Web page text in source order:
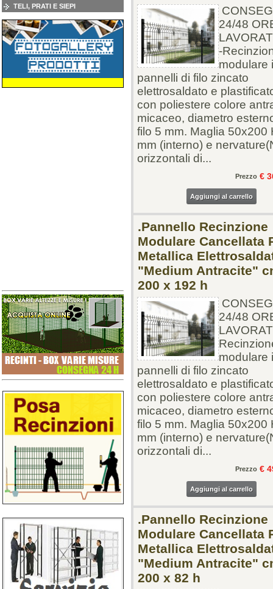
TELI, PRATI E SIEPI
24/48
-
modulare
pannelli di filo zincato
elettrosaldato e
con poliestere colore
micaceo, diametro
filo 5 mm. Maglia 50x200
mm (interno) e
orizzontali di...
Prezzo €
Aggiungi al carrello
.Pannello Recinzione
Modulare Cancellata
Metallica
"Medium Antracite"
200 x 192 h
24/48
modulare
pannelli di filo zincato
elettrosaldato e
con poliestere colore
micaceo, diametro
filo 5 mm. Maglia 50x200
mm (interno) e
orizzontali di...
Prezzo €
Aggiungi al carrello
.Pannello Recinzione
Modulare Cancellata
Metallica
"Medium Antracite"
200 x 82 h